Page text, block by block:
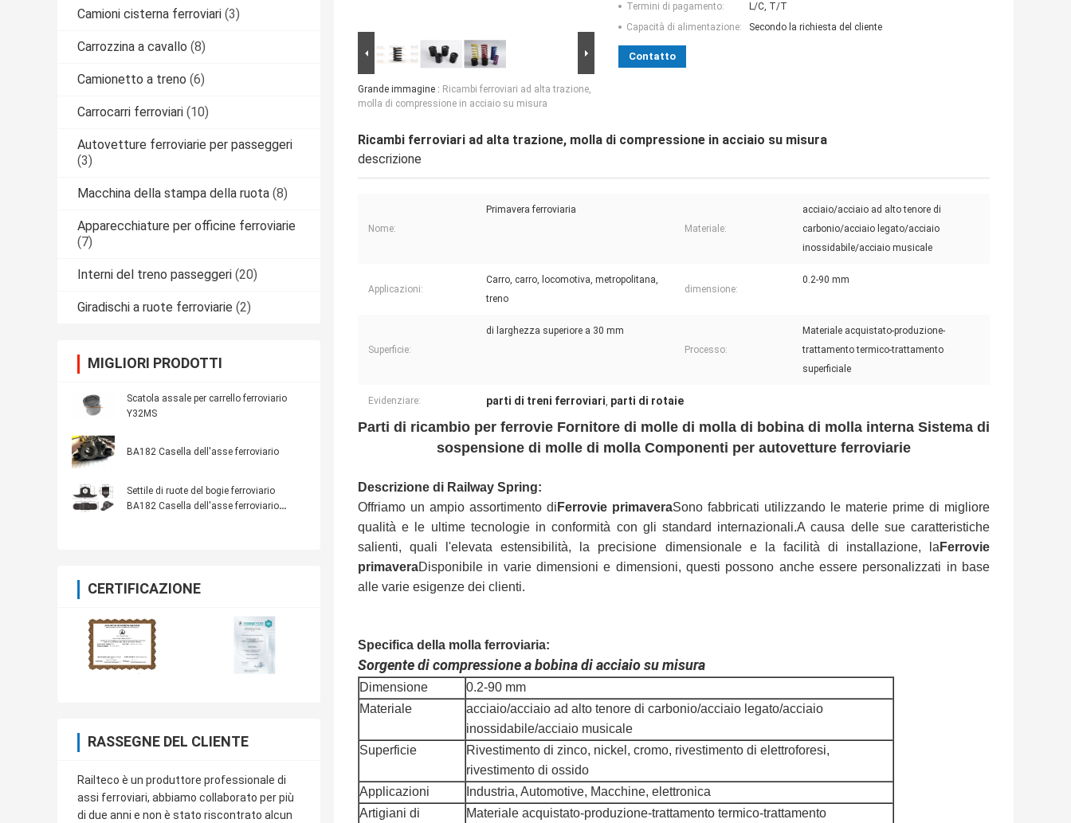
Camioni cisterna ferroviari (3)
Carrozzina a cavallo (8)
Camionetto a treno (6)
Carrocarri ferroviari (10)
Autovetture ferroviarie per passeggeri
(3)
Macchina della stampa della ruota (8)
Apparecchiature per officine ferroviarie
(7)
Interni del treno passeggeri (20)
Giradischi a ruote ferroviarie (2)
MIGLIORI PRODOTTI
Scatola assale per carrello ferroviario
Y32MS
BA182 Casella dell'asse ferroviario
Settile di ruote del bogie ferroviario
BA182 Casella dell'asse ferroviario
CERTIFICAZIONE
RASSEGNE DEL CLIENTE
Railteco è un produttore professionale di
assi ferroviari, abbiamo collaborato per più
di due anni e non è stato riscontrato alcun
Grande immagine : Ricambi ferroviari ad alta trazione,
molla di compressione in acciaio su misura
Termini di pagamento:
L/C, T/T
Capacità di alimentazione:
Secondo la richiesta del cliente
Contatto
Ricambi ferroviari ad alta trazione, molla di compressione in acciaio su misura
descrizione
Nome:
Primavera ferroviaria
Materiale:
acciaio/acciaio ad alto tenore di
carbonio/acciaio legato/acciaio
inossidabile/acciaio musicale
Applicazioni:
Carro, carro, locomotiva, metropolitana,
treno
dimensione:
0.2-90 mm
Superficie:
di larghezza superiore a 30 mm
Processo:
Materiale acquistato-produzione-
trattamento termico-trattamento
superficiale
Evidenziare: parti di treni ferroviari, parti di rotaie
Parti di ricambio per ferrovie Fornitore di molle di molla di bobina di molla interna Sistema di
sospensione di molle di molla Componenti per autovetture ferroviarie
Descrizione di Railway Spring:
Offriamo un ampio assortimento di Ferrovie primaveraSono fabbricati utilizzando le materie prime di migliore
qualità e le ultime tecnologie in conformità con gli standard internazionali.A causa delle sue caratteristiche
salienti, quali l'elevata estensibilità, la precisione dimensionale e la facilità di installazione, la Ferrovie
primaveraDisponibile in varie dimensioni e dimensioni, questi possono anche essere personalizzati in base
alle varie esigenze dei clienti.
Specifica della molla ferroviaria:
Sorgente di compressione a bobina di acciaio su misura
Dimensione
0.2-90 mm
Materiale
acciaio/acciaio ad alto tenore di carbonio/acciaio legato/acciaio
inossidabile/acciaio musicale
Superficie
Rivestimento di zinco, nickel, cromo, rivestimento di elettroforesi,
rivestimento di ossido
Applicazioni
Industria, Automotive, Macchine, elettronica
Artigiani di
Materiale acquistato-produzione-trattamento termico-trattamento